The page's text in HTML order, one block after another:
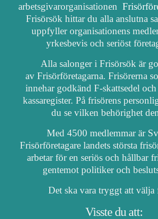
arbetsgivarorganisationen
Frisörsök hittar du alla anslutna
uppfyller organisationens
yrkesbevis och seriöst
Alla salonger i Frisörsök är
av Frisörföretagarna. Frisörerna
innehar godkänd F-skattsedel
kassaregister. På frisörens
du se vilken behörighet
Med 4500 medlemmar är
Frisörföretagare landets största
arbetar för en seriös och hållbar
gentemot politiker och
Det ska vara tryggt att välja
Visste du att: